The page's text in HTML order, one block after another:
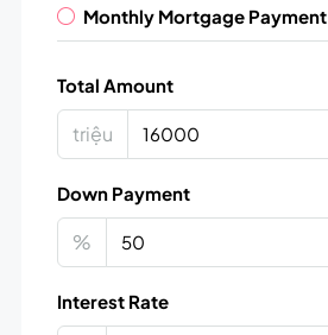
Monthly Mortgage Payment
Total Amount
triệu
Down Payment
%
Interest Rate